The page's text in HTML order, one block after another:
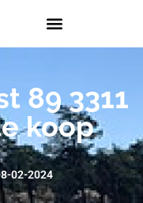
89 3311
koop
02-2024